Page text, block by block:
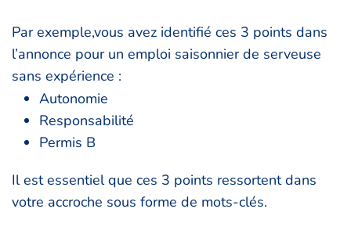
Par exemple,vous avez identifié ces 3 points dans
l’annonce pour un emploi saisonnier de serveuse
sans expérience :
Autonomie
Responsabilité
Permis B
Il est essentiel que ces 3 points ressortent dans
votre accroche sous forme de mots-clés.